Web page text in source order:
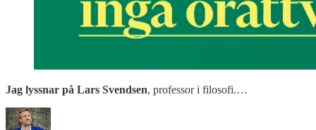
Jag lyssnar på Lars Svendsen, professor i filosofi.…